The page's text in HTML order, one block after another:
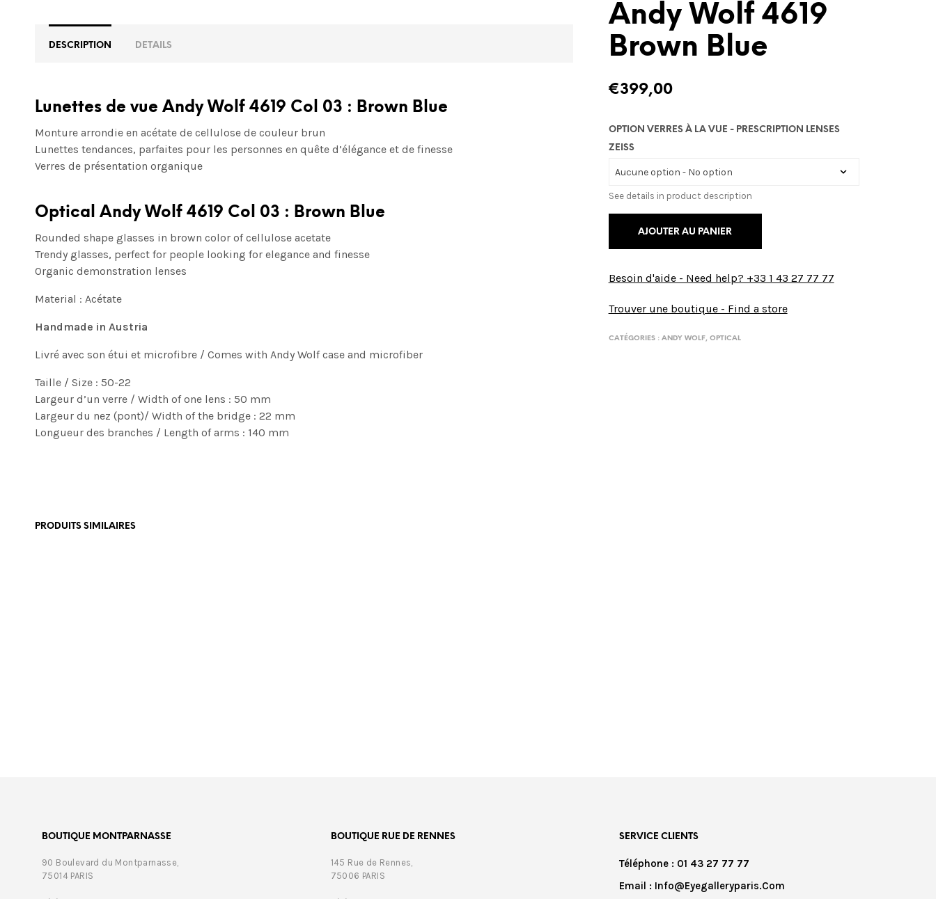
Andy Wolf 4619
Brown Blue
€399,00
OPTION VERRES À LA VUE - PRESCRIPTION LENSES
ZEISS
See details in product description
AJOUTER AU PANIER
Besoin d'aide - Need help? +33 1 43 27 77 77
Trouver une boutique - Find a store
CATÉGORIES : ANDY WOLF, OPTICAL
DESCRIPTION DETAILS
Lunettes de vue Andy Wolf 4619 Col 03 : Brown Blue
Monture arrondie en acétate de cellulose de couleur brun
Lunettes tendances, parfaites pour les personnes en quête d’élégance et de finesse
Verres de présentation organique
Optical Andy Wolf 4619 Col 03 : Brown Blue
Rounded shape glasses in brown color of cellulose acetate
Trendy glasses, perfect for people looking for elegance and finesse
Organic demonstration lenses
Material : Acétate
Handmade in Austria
Livré avec son étui et microfibre / Comes with Andy Wolf case and microfiber
Taille / Size : 50-22
Largeur d’un verre / Width of one lens : 50 mm
Largeur du nez (pont)/ Width of the bridge : 22 mm
Longueur des branches / Length of arms : 140 mm
PRODUITS SIMILAIRES
BOUTIQUE MONTPARNASSE
90 Boulevard du Montparnasse,
75014 PARIS
BOUTIQUE RUE DE RENNES
145 Rue de Rennes,
75006 PARIS
SERVICE CLIENTS
Téléphone : 01 43 27 77 77
Email : Info@eyegalleryparis.com